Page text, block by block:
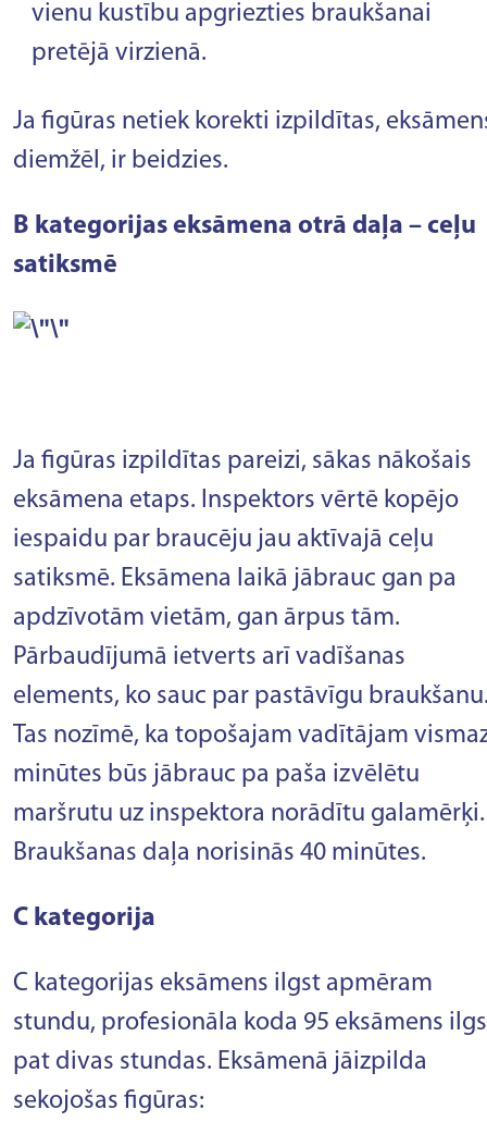
vienu kustību apgriezties braukšanai
pretējā virzienā.
Ja figūras netiek korekti izpildītas,
diemžēl, ir beidzies.
B kategorijas eksāmena otrā daļa – ceļu
satiksmē
Ja figūras izpildītas pareizi, sākas nākošais
eksāmena etaps. Inspektors vērtē kopējo
iespaidu par braucēju jau aktīvajā ceļu
satiksmē. Eksāmena laikā jābrauc gan pa
apdzīvotām vietām, gan ārpus tām.
Pārbaudījumā ietverts arī vadīšanas
elements, ko sauc par pastāvīgu
Tas nozīmē, ka topošajam vadītājam
minūtes būs jābrauc pa paša izvēlētu
maršrutu uz inspektora norādītu galamērķi.
Braukšanas daļa norisinās 40 minūtes.
C kategorija
C kategorijas eksāmens ilgst apmēram
stundu, profesionāla koda 95 eksāmens
pat divas stundas. Eksāmenā jāizpilda
sekojošas figūras: